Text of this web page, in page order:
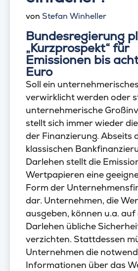
von Stefan Winheller
Bundesregierung
„Kurzprospekt“ für
Emissionen bis
Euro
Soll ein
verwirklicht werden oder
unternehmerische
stellt sich immer wieder
der Finanzierung. Abseits
klassischen
Darlehen stellt die
Wertpapieren eine
Form der
dar. Unternehmen, die
ausgeben, können u.a. auf
Darlehen übliche
verzichten. Stattdessen
Unternehmen die
Informationen über das